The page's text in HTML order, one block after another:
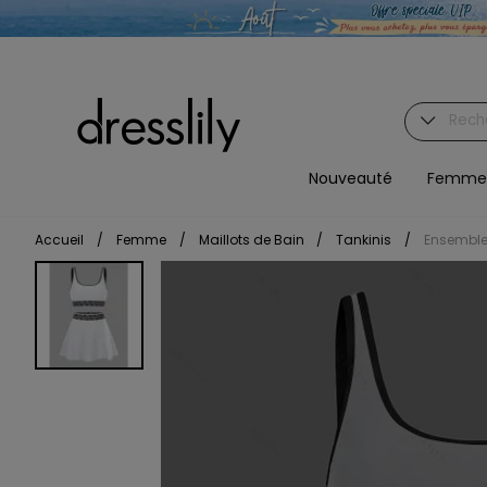
Nouveauté Femme
Accueil / Femme / Maillots de Bain / Tankinis /